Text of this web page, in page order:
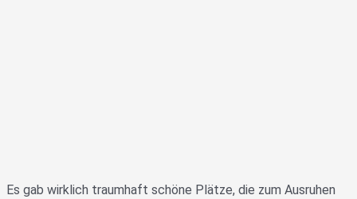
Es gab wirklich traumhaft schöne Plätze, die zum Ausruhen